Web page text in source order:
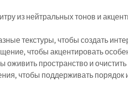
из нейтральных тонов и
текстуры, чтобы создать
чтобы акцентировать
оживить пространство и очистить
чтобы поддерживать порядок